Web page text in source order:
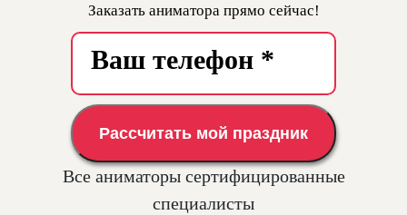
Заказать аниматора прямо сейчас!
Рассчитать мой праздник
Все аниматоры сертифицированные
специалисты